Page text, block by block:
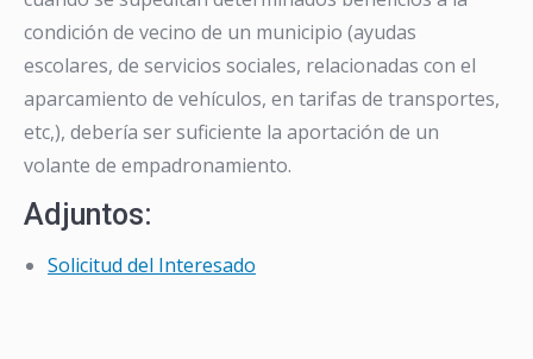
condición de vecino de un municipio (ayudas
escolares, de servicios sociales, relacionadas con el
aparcamiento de vehículos, en tarifas de transportes,
etc,), debería ser suficiente la aportación de un
volante de empadronamiento.
Adjuntos:
Solicitud del Interesado